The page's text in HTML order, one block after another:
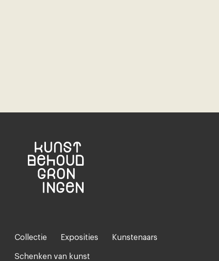
Footer-
menu
Collectie Exposities Kunstenaars
Schenken van kunst